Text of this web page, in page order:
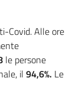
Covid. Alle ore
le persone
il 94,6%. Le